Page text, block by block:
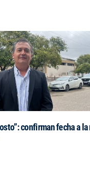
confirman fecha a